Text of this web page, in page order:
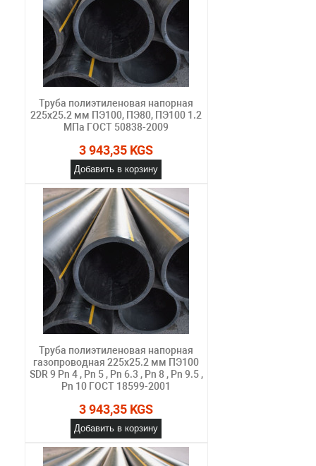
Труба полиэтиленовая напорная
225х25.2 мм ПЭ100, ПЭ80, ПЭ100 1.2
МПа ГОСТ 50838-2009
3 943,35 KGS
Добавить в корзину
Труба полиэтиленовая напорная
газопроводная 225х25.2 мм ПЭ100
SDR 9 Pn 4 , Pn 5 , Pn 6.3 , Pn 8 , Pn 9.5 ,
Pn 10 ГОСТ 18599-2001
3 943,35 KGS
Добавить в корзину